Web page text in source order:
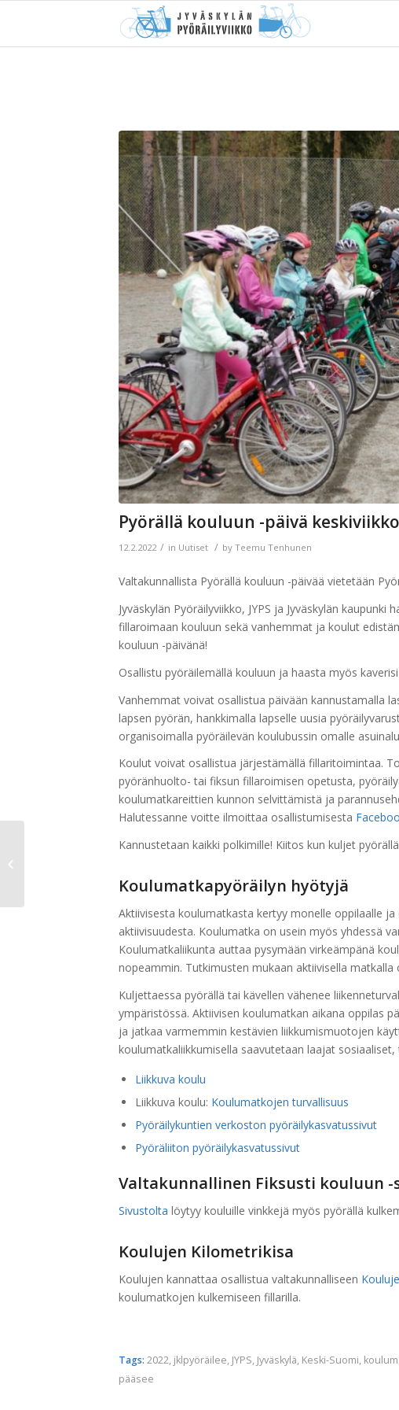
Pyörällä kouluun -päivä
12.2.2022 / in Uutiset / by Teemu Tenhunen
Valtakunnallista Pyörällä kouluun -päivää vietetään
Jyväskylän Pyöräilyviikko, JYPS ja Jyväskylän
fillaroimaan kouluun sekä vanhemmat ja koulut
kouluun -päivänä!
Osallistu pyöräilemällä kouluun ja haasta myös
Vanhemmat voivat osallistua päivään kannustamalla
lapsen pyörän, hankkimalla lapselle uusia
organisoimalla pyöräilevän koulubussin omalle
Koulut voivat osallistua järjestämällä fillaritoimintaa.
pyöränhuolto- tai fiksun fillaroimisen opetusta,
koulumatkareittien kunnon selvittämistä ja
Halutessanne voitte ilmoittaa osallistumisesta
Kannustetaan kaikki polkimille! Kiitos kun kuljet
Koulumatkapyöräilyn hyötyjä
Aktiivisesta koulumatkasta kertyy monelle oppilaalle
aktiivisuudesta. Koulumatka on usein myös yhdessä
Koulumatkaliikunta auttaa pysymään virkeämpänä
nopeammin. Tutkimusten mukaan aktiivisella
Kuljettaessa pyörällä tai kävellen vähenee
ympäristössä. Aktiivisen koulumatkan aikana oppilas
ja jatkaa varmemmin kestävien liikkumismuotojen
koulumatkaliikkumisella saavutetaan laajat
Liikkuva koulu
Liikkuva koulu: Koulumatkojen turvallisuus
Pyöräilykuntien verkoston pyöräilykasvatussivut
Pyöräliiton pyöräilykasvatussivut
Valtakunnallinen Fiksusti kouluun -
Sivustolta löytyy kouluille vinkkejä myös pyörällä
Koulujen Kilometrikisa
Koulujen kannattaa osallistua valtakunnalliseen
koulumatkojen kulkemiseen fillarilla.
Tags: 2022, jklpyöräilee, JYPS, Jyväskylä, Keski-Suomi,
pääsee